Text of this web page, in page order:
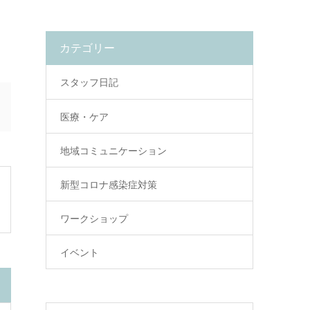
カテゴリー
スタッフ日記
医療・ケア
地域コミュニケーション
新型コロナ感染症対策
ワークショップ
イベント